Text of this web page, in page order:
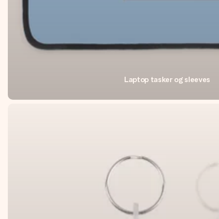
Laptop tasker og sleeves